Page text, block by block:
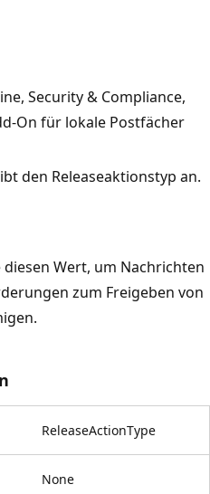
Security & Compliance,
On für lokale Postfächer
den Releaseaktionstyp an.
diesen Wert, um Nachrichten
zum Freigeben von
ReleaseActionType
None